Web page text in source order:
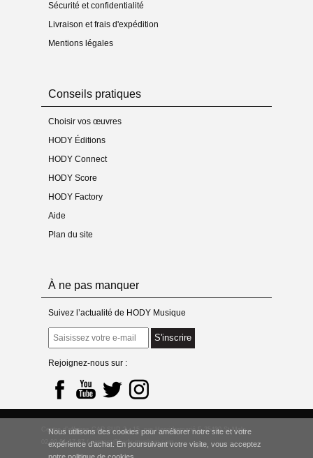
Sécurité et confidentialité
Livraison et frais d'expédition
Mentions légales
Conseils pratiques
Choisir vos œuvres
HODY Éditions
HODY Connect
HODY Score
HODY Factory
Aide
Plan du site
À ne pas manquer
Suivez l’actualité de HODY Musique
S'inscrire
Rejoignez-nous sur :
Centre d’affaires CAP SUD 2 - 15, rue Henri Lemarié F-35400 St-Malo
02 99 81 17 87 /contact@hody-musique.com
Nous utilisons des cookies pour améliorer notre site et votre
expérience d’achat. En poursuivant votre visite, vous acceptez